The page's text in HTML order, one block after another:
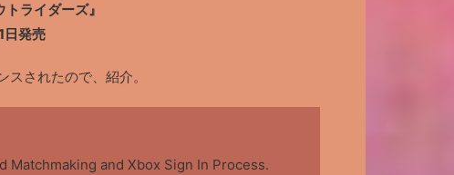
トライダーズ』
日発売
されたので、紹介。
and Xbox Sign In Process.